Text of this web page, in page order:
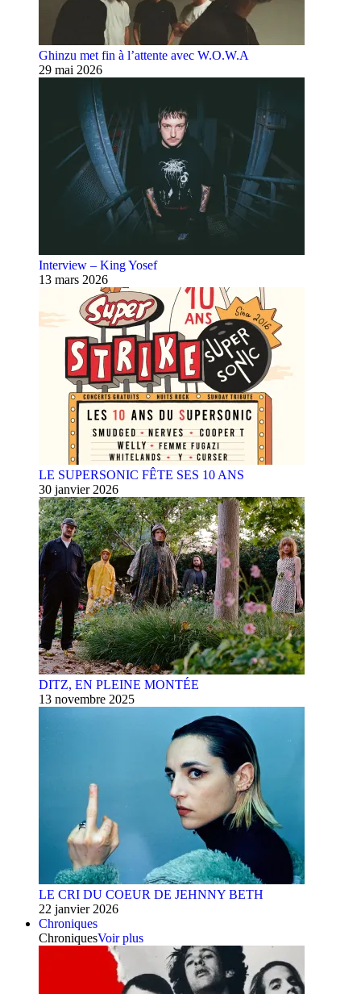
Ghinzu met fin à l’attente avec W.O.W.A
29 mai 2026
Interview – King Yosef
13 mars 2026
LE SUPERSONIC FÊTE SES 10 ANS
30 janvier 2026
DITZ, EN PLEINE MONTÉE
13 novembre 2025
LE CRI DU COEUR DE JEHNNY BETH
22 janvier 2026
Chroniques
ChroniquesVoir plus